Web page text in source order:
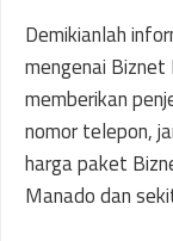
Demikianlah
mengenai
memberikan
nomor telepon,
harga paket
Manado dan